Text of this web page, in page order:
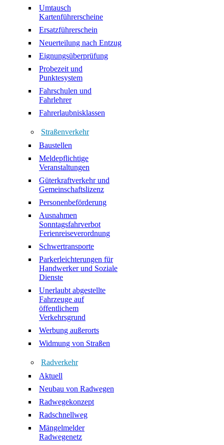
Umtausch
Kartenführerscheine
Ersatzführerschein
Neuerteilung nach Entzug
Eignungsüberprüfung
Probezeit und
Punktesystem
Fahrschulen und
Fahrlehrer
Fahrerlaubnisklassen
Straßenverkehr
Baustellen
Meldepflichtige
Veranstaltungen
Güterkraftverkehr und
Gemeinschaftslizenz
Personenbeförderung
Ausnahmen
Sonntagsfahrverbot
Ferienreiseverordnung
Schwertransporte
Parkerleichterungen für
Handwerker und Soziale
Dienste
Unerlaubt abgestellte
Fahrzeuge auf
öffentlichem
Verkehrsgrund
Werbung außerorts
Widmung von Straßen
Radverkehr
Aktuell
Neubau von Radwegen
Radwegekonzept
Radschnellweg
Mängelmelder
Radwegenetz